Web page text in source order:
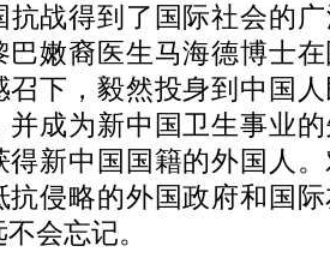
抗战得到了国际社会的
巴嫩裔医生马海德博士
召下，毅然投身到中国
并成为新中国卫生事业
得新中国国籍的外国人
抗侵略的外国政府和国
会忘记。